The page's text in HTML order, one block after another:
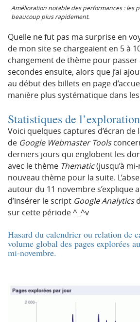
Amélioration notable des performances : les
beaucoup plus rapidement.
Quelle ne fut pas ma surprise en
de mon site se chargeaient en 5 à
changement de thème pour passer
secondes ensuite, alors que j’ai
au début des billets en page
manière plus systématique dans
Statistiques de l’exploration
Voici quelques captures d’écran de
de Google Webmaster Tools
derniers jours qui englobent les
avec le thème Thematic(jusqu’à
nouveau thème pour la suite.
autour du 11 novembre s’explique
d’insérer le script Google Analytics
sur cette période ^_^v
Hasard du calendrier ou relation de
volume global des pages explorées
mi-novembre.